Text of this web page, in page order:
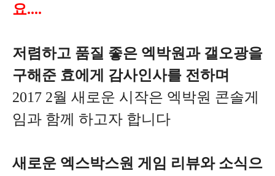
요....
저렴하고 품질 좋은 엑박원과 갤오광을
구해준 효에게 감사인사를 전하며
2017 2월 새로운 시작은 엑박원 콘솔게
임과 함께 하고자 합니다
새로운 엑스박스원 게임 리뷰와 소식으